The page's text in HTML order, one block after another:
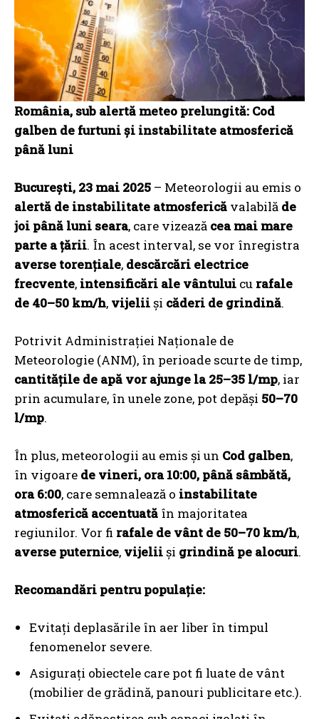
România, sub alertă meteo prelungită: Cod
galben de furtuni și instabilitate atmosferică
până luni
București, 23 mai 2025 – Meteorologii au emis o
alertă de instabilitate atmosferică valabilă de
joi până luni seara, care vizează cea mai mare
parte a țării. În acest interval, se vor înregistra
averse torențiale, descărcări electrice
frecvente, intensificări ale vântului cu rafale
de 40–50 km/h, vijeliiși căderi de grindină.
Potrivit Administrației Naționale de
Meteorologie (ANM), în perioade scurte de timp,
cantitățile de apă vor ajunge la 25–35 l/mp, iar
prin acumulare, în unele zone, pot depăși 50–70
l/mp.
În plus, meteorologii au emis și un Cod galben,
în vigoare de vineri, ora 10:00, până sâmbătă,
ora 6:00, care semnalează o instabilitate
atmosferică accentuată în majoritatea
regiunilor. Vor fi rafale de vânt de 50–70 km/h,
averse puternice, vijeliiși grindină pe alocuri.
Recomandări pentru populație:
Evitați deplasările în aer liber în timpul
fenomenelor severe.
Asigurați obiectele care pot fi luate de vânt
(mobilier de grădină, panouri publicitare etc.).